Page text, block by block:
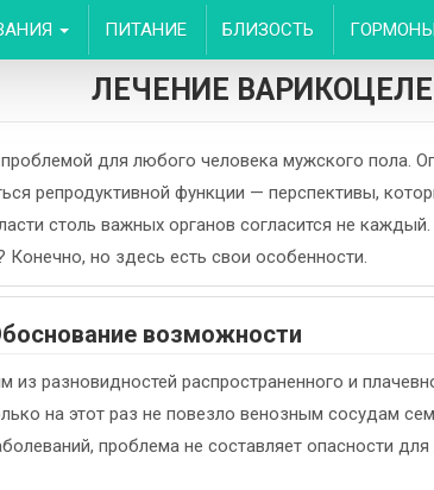
ПИТАНИЕ БЛИЗОСТЬ
ЛЕЧЕНИЕ
для любого человека мужского пола.
репродуктивной функции — перспективы,
столь важных органов согласится не
но здесь есть свои особенности.
возможности
из разновидностей распространенного и
на этот раз не повезло венозным сосудам
проблема не составляет опасности